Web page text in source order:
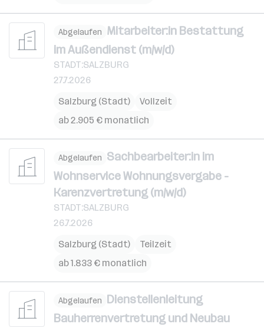
Abgelaufen Mitarbeiter:in Bestattung
im Außendienst (m/w/d)
STADT:SALZBURG
27.7.2026
Salzburg (Stadt)
Vollzeit
ab 2.905 € monatlich
Abgelaufen Sachbearbeiter:in im
Wohnservice Wohnungsvergabe -
Karenzvertretung (m/w/d)
STADT:SALZBURG
26.7.2026
Salzburg (Stadt)
Teilzeit
ab 1.833 € monatlich
Abgelaufen Dienstellenleitung
Bauherrenvertretung und Neubau